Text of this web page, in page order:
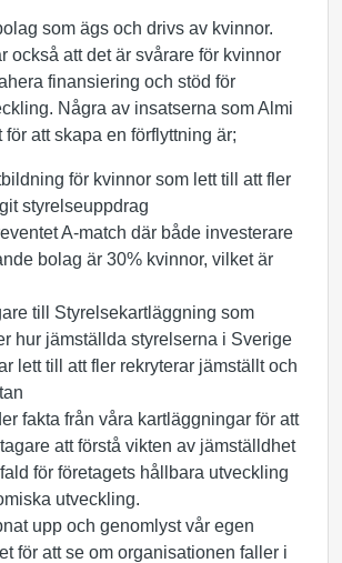
som ägs och drivs av kvinnor.
också att det är svårare för kvinnor
finansiering och stöd för
Några av insatserna som Almi
att skapa en förflyttning är;
för kvinnor som lett till att fler
styrelseuppdrag
A-match där både investerare
bolag är 30% kvinnor, vilket är
till Styrelsekartläggning som
hur jämställda styrelserna i Sverige
lett till att fler rekryterar jämställt och
fakta från våra kartläggningar för att
att förstå vikten av jämställdhet
för företagets hållbara utveckling
utveckling.
upp och genomlyst vår egen
för att se om organisationen faller i